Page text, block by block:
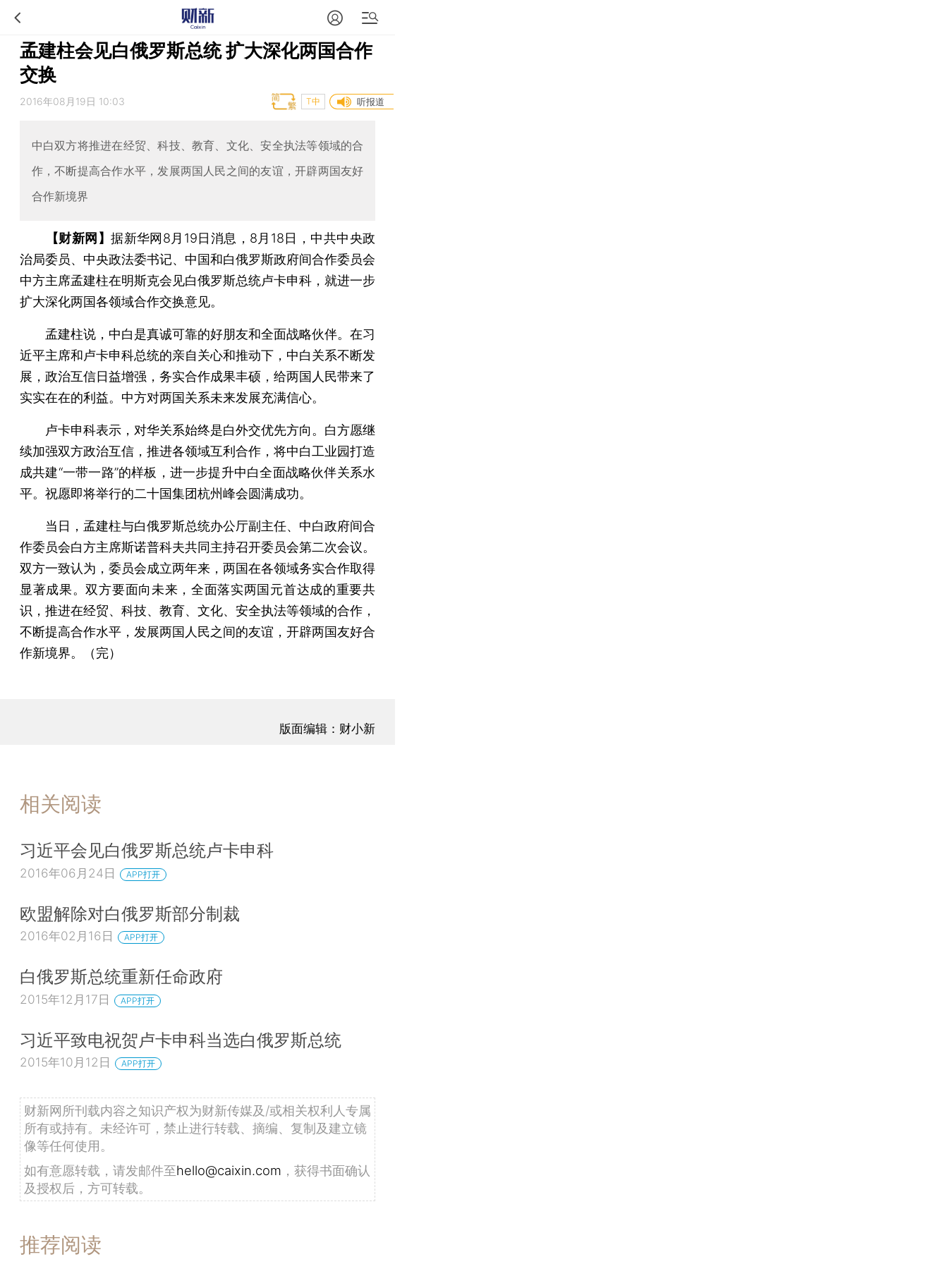
孟建柱会见白俄罗斯总统 扩大深化两国合作
交换
2016年08月19日 10:03 听报道
T中
中白双方将推进在经贸、科技、教育、文化、安全执法等领域的合
作，不断提高合作水平，发展两国人民之间的友谊，开辟两国友好
合作新境界
【财新网】据新华网8月19日消息，8月18日，中共中央政
治局委员、中央政法委书记、中国和白俄罗斯政府间合作委员会
中方主席孟建柱在明斯克会见白俄罗斯总统卢卡申科，就进一步
扩大深化两国各领域合作交换意见。
孟建柱说，中白是真诚可靠的好朋友和全面战略伙伴。在习
近平主席和卢卡申科总统的亲自关心和推动下，中白关系不断发
展，政治互信日益增强，务实合作成果丰硕，给两国人民带来了
实实在在的利益。中方对两国关系未来发展充满信心。
卢卡申科表示，对华关系始终是白外交优先方向。白方愿继
续加强双方政治互信，推进各领域互利合作，将中白工业园打造
成共建“一带一路”的样板，进一步提升中白全面战略伙伴关系水
平。祝愿即将举行的二十国集团杭州峰会圆满成功。
当日，孟建柱与白俄罗斯总统办公厅副主任、中白政府间合
作委员会白方主席斯诺普科夫共同主持召开委员会第二次会议。
双方一致认为，委员会成立两年来，两国在各领域务实合作取得
显著成果。双方要面向未来，全面落实两国元首达成的重要共
识，推进在经贸、科技、教育、文化、安全执法等领域的合作，
不断提高合作水平，发展两国人民之间的友谊，开辟两国友好合
作新境界。（完）
版面编辑：财小新
相关阅读
习近平会见白俄罗斯总统卢卡申科
2016年06月24日 APP打开
欧盟解除对白俄罗斯部分制裁
2016年02月16日 APP打开
白俄罗斯总统重新任命政府
2015年12月17日 APP打开
习近平致电祝贺卢卡申科当选白俄罗斯总统
2015年10月12日 APP打开
财新网所刊载内容之知识产权为财新传媒及/或相关权利人专属
所有或持有。未经许可，禁止进行转载、摘编、复制及建立镜
像等任何使用。
如有意愿转载，请发邮件至hello@caixin.com ，获得书面确认
及授权后，方可转载。
推荐阅读